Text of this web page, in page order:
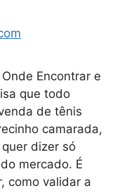
Encontrar e
que todo
de tênis
camarada,
dizer só
mercado. É
como validar a